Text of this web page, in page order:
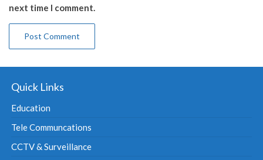
next time I comment.
Quick Links
Education
Tele Communcations
CCTV & Surveillance